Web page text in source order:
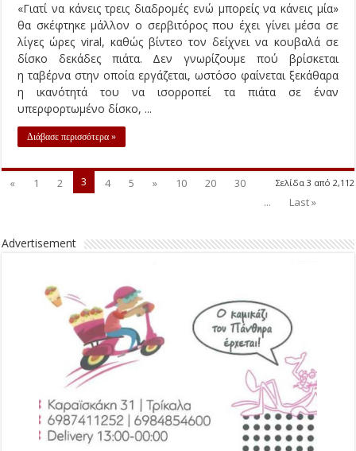
«Γιατί να κάνεις τρεις διαδρομές ενώ μπορείς να κάνεις μία»
θα σκέφτηκε μάλλον ο σερβιτόρος που έχει γίνει μέσα σε
λίγες ώρες viral, καθώς βίντεο τον δείχνει να κουβαλά σε
δίσκο δεκάδες πιάτα. Δεν γνωρίζουμε πού βρίσκεται
η ταβέρνα στην οποία εργάζεται, ωστόσο φαίνεται ξεκάθαρα
η ικανότητά του να ισορροπεί τα πιάτα σε έναν
υπερφορτωμένο δίσκο, ...
Διάβασε περισσότερα »
Σελίδα 3 από 2,112
« 1 2 3 4 5 » 10 20
30
...
Last »
Advertisement